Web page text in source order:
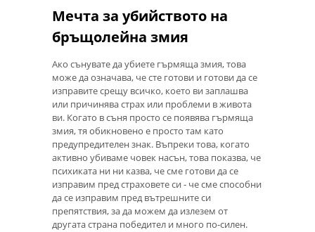
Мечта за убийството на
бръщолейна змия
Ако сънувате да убиете гърмяща змия, това
може да означава, че сте готови и готови да се
изправите срещу всичко, което ви заплашва
или причинява страх или проблеми в живота
ви. Когато в съня просто се появява гърмяща
змия, тя обикновено е просто там като
предупредителен знак. Въпреки това, когато
активно убиваме човек насън, това показва, че
психиката ни ни казва, че сме готови да се
изправим пред страховете си - че сме способни
да се изправим пред вътрешните си
препятствия, за да можем да излезем от
другата страна победител и много по-силен.